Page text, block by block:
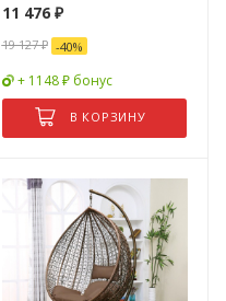
11 476₽
19 127₽ -40%
+ 1148 ₽ бонус
В КОРЗИНУ